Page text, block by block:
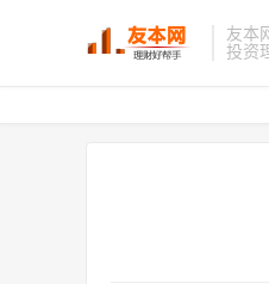
友本
投资